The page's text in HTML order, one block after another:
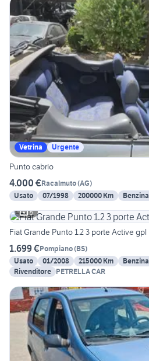
Vetrina Urgente
Punto cabrio
4.000 €Racalmuto(AG)
Usato
07/1998 200000 Km Benzina
5
Fiat Grande Punto 1.2 3 porte Active gpl
1.699 €Pompiano(BS)
Usato
01/2008 215000 Km Benzina
Rivenditore PETRELLA CAR